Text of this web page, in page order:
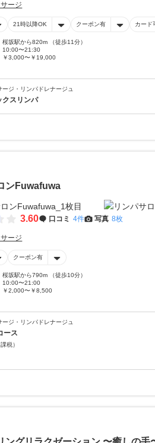
ージ
21時以降OK クーポン有 カード
桜坂駅から820m （徒歩11分）
10:00〜21:30
￥3,000〜￥19,000
ージ・リンパドレナージュ
クスリンパ
ンFuwafuwa
3.60 口コミ 4件 写真 8枚
ージ
クーポン有
桜坂駅から790m （徒歩10分）
10:00〜21:00
￥2,000〜￥8,500
ージ・リンパドレナージュ
ース
課税）